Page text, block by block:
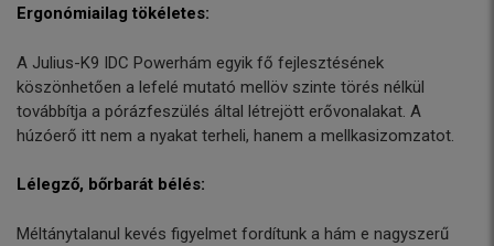
Ergonómiailag tökéletes:
A Julius-K9 IDC Powerhám egyik fő fejlesztésének
köszönhetően a lefelé mutató mellöv szinte törés nélkül
továbbítja a pórázfeszülés által létrejött erővonalakat. A
húzóerő itt nem a nyakat terheli, hanem a mellkasizomzatot.
Lélegző, bőrbarát bélés:
Méltánytalanul kevés figyelmet fordítunk a hám e nagyszerű